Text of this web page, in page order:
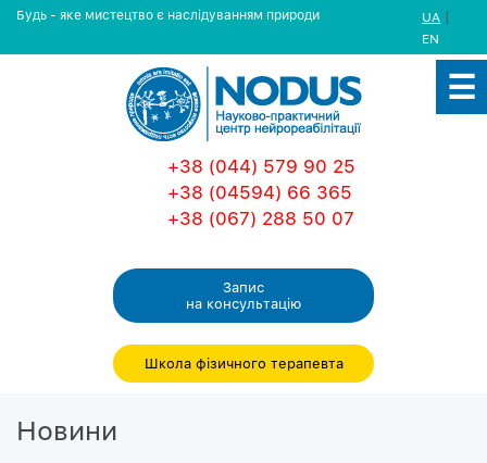
Будь - яке мистецтво є наслідуванням природи UA |
EN
+38 (044) 579 90 25
+38 (04594) 66 365
+38 (067) 288 50 07
Запис
на консультацiю
Школа фізичного терапевта
Новини